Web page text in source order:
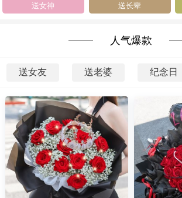
送女神 送长辈
人气爆款
送女友 送老婆 纪念日